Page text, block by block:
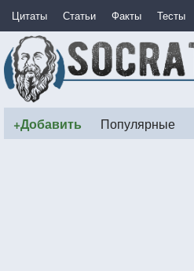
Цитаты Статьи Факты Тесты
+Добавить Популярные